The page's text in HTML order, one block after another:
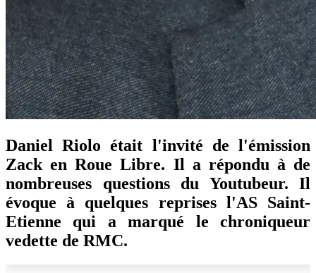
Daniel Riolo était l'invité de l'émission
Zack en Roue Libre. Il a répondu à de
nombreuses questions du Youtubeur. Il
évoque à quelques reprises l'AS Saint-
Etienne qui a marqué le chroniqueur
vedette de RMC.